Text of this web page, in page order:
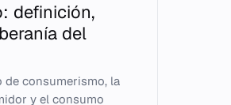
definición,
del
consumerismo, la
y el consumo